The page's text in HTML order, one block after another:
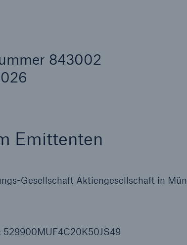
843002
Emittenten
Gesellschaft Aktiengesellschaft in
529900MUF4C20K50JS49